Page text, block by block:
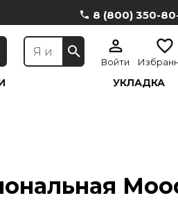
8 (800) 350-
Войти
УКЛАДКА